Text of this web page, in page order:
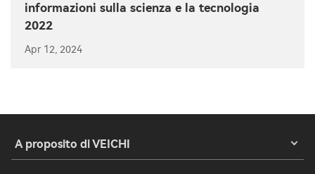
informazioni sulla scienza e la tecnologia
2022
Apr 12, 2024
A proposito di VEICHI